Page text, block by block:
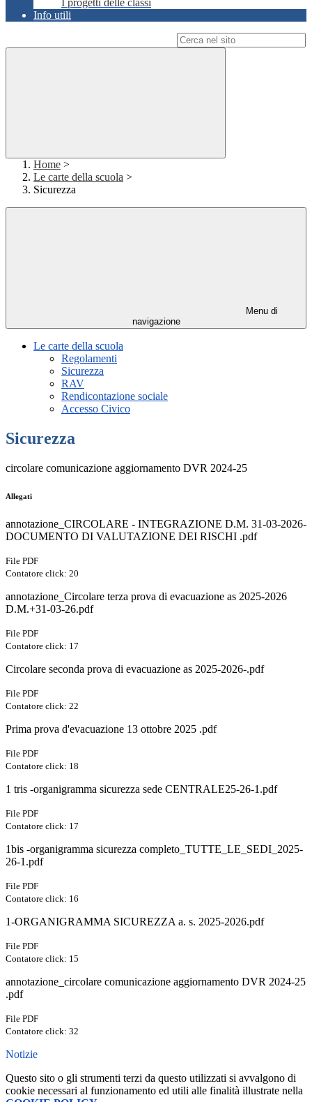
I progetti delle classi
Info utili
Home >
Le carte della scuola >
Sicurezza
Menu di
navigazione
Le carte della scuola
Regolamenti
Sicurezza
RAV
Rendicontazione sociale
Accesso Civico
Sicurezza
circolare comunicazione aggiornamento DVR 2024-25
Allegati
annotazione_CIRCOLARE - INTEGRAZIONE D.M. 31-03-2026-
DOCUMENTO DI VALUTAZIONE DEI RISCHI .pdf
File PDF
Contatore click: 20
annotazione_Circolare terza prova di evacuazione as 2025-2026
D.M.+31-03-26.pdf
File PDF
Contatore click: 17
Circolare seconda prova di evacuazione as 2025-2026-.pdf
File PDF
Contatore click: 22
Prima prova d'evacuazione 13 ottobre 2025 .pdf
File PDF
Contatore click: 18
1 tris -organigramma sicurezza sede CENTRALE25-26-1.pdf
File PDF
Contatore click: 17
1bis -organigramma sicurezza completo_TUTTE_LE_SEDI_2025-
26-1.pdf
File PDF
Contatore click: 16
1-ORGANIGRAMMA SICUREZZA a. s. 2025-2026.pdf
File PDF
Contatore click: 15
annotazione_circolare comunicazione aggiornamento DVR 2024-25
.pdf
File PDF
Contatore click: 32
Notizie
Questo sito o gli strumenti terzi da questo utilizzati si avvalgono di
cookie necessari al funzionamento ed utili alle finalità illustrate nella